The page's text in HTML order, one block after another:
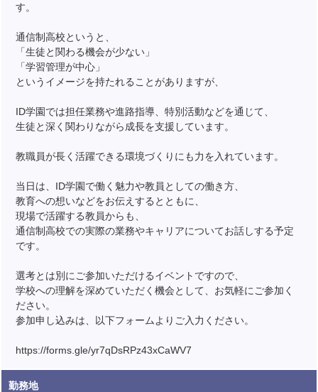
す。
通信制高校というと、
「生徒と関わる機会が少ない」
「学習管理が中心」
というイメージを持たれることがありますが、
ID学園では担任業務や進路指導、特別活動などを通じて、
生徒と深く関わりながら成長を支援しています。
教職員が長く活躍できる環境づくりにも力を入れています。
当日は、ID学園で働く魅力や教員としての働き方、
教育への想いなどをお伝えするとともに、
現場で活躍する教員からも、
通信制高校での実際の業務やキャリアについてお話しする予定
です。
選考とは別にご参加いただけるイベントですので、
学校への理解を深めていただく機会として、お気軽にご参加く
ださい。
参加申し込みは、以下フォームよりご入力ください。
https://forms.gle/yr7qDsRPz43xCaWV7
勤務地